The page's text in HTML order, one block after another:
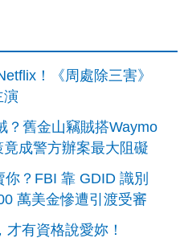
！《周處除三害》
演
？舊金山竊賊搭Waymo
成警方辦案最大阻礙
？FBI 靠 GDID 識別
萬美金慘遭引渡受審
有資格說愛妳！